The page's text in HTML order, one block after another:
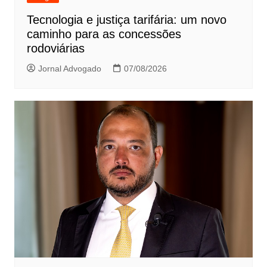
Tecnologia e justiça tarifária: um novo
caminho para as concessões
rodoviárias
Jornal Advogado 07/08/2026